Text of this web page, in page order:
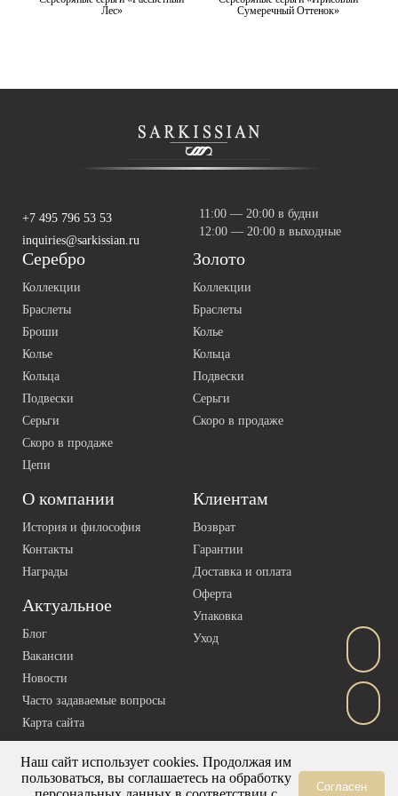
Лес»
Сумеречный Оттенок»
О компании
История и философия
Контакты
Награды
Актуальное
Блог
Вакансии
Новости
Часто задаваемые вопросы
Карта сайта
Клиентам
Возврат
Гарантии
Доставка и оплата
Оферта
Упаковка
Уход
Серебро
Коллекции
Браслеты
Броши
Колье
Кольца
Подвески
Серьги
Скоро в продаже
Цепи
Золото
Коллекции
Браслеты
Колье
Кольца
Подвески
Серьги
Скоро в продаже
+7 495 796 53 53
inquiries@sarkissian.ru
11:00 — 20:00 в будни
12:00 — 20:00 в выходные
Наш сайт использует cookies. Продолжая им
пользоваться, вы соглашаетесь на обработку
Согласен